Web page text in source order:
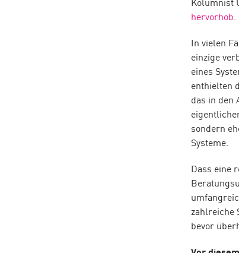
Kolumnist
hervorhob.
In vielen
einzige
eines
enthielten
das in den
sondern
Systeme.
Dass eine
zahlreiche
bevor